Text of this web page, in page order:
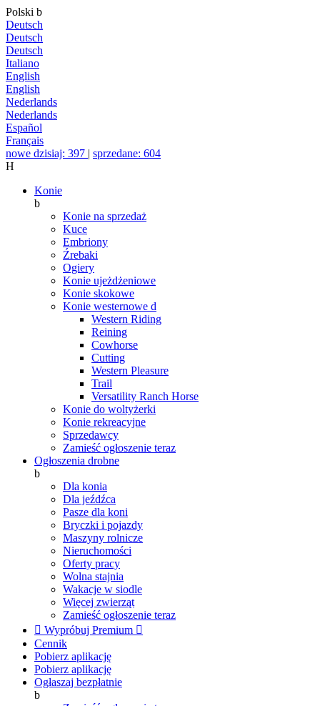
Polski b
Deutsch
Deutsch
Deutsch
Italiano
English
English
Nederlands
Nederlands
Español
Français
nowe dzisiaj: 397 | sprzedane: 604
H
Konie
b
Konie na sprzedaż
Kuce
Embriony
Źrebaki
Ogiery
Konie ujeżdżeniowe
Konie skokowe
Konie westernowe d
Western Riding
Reining
Cowhorse
Cutting
Western Pleasure
Trail
Versatility Ranch Horse
Konie do woltyżerki
Konie rekreacyjne
Sprzedawcy
Zamieść ogłoszenie teraz
Ogłoszenia drobne
b
Dla konia
Dla jeźdźca
Pasze dla koni
Bryczki i pojazdy
Maszyny rolnicze
Nieruchomości
Oferty pracy
Wolna stajnia
Wakacje w siodle
Więcej zwierząt
Zamieść ogłoszenie teraz
 Wypróbuj Premium 
Cennik
Pobierz aplikację
Pobierz aplikację
Ogłaszaj bezpłatnie
b